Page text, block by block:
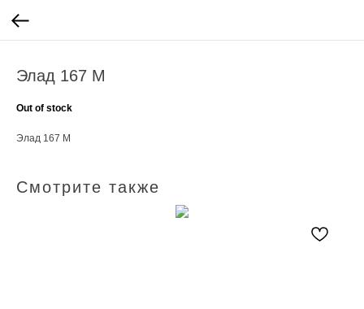
Элад 167 М
Out of stock
Элад 167 М
Смотрите также